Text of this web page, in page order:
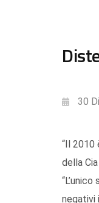
30
“Il 2010
della
negativi